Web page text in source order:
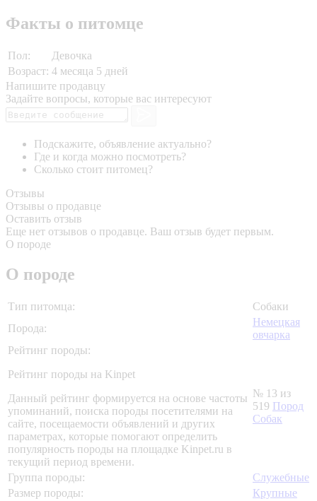
Факты о питомце
Пол:
Девочка
Возраст: 4 месяца 5 дней
Напишите продавцу
Задайте вопросы, которые вас интересуют
Подскажите, объявление актуально?
Где и когда можно посмотреть?
Сколько стоит питомец?
Отзывы
Отзывы о продавце
Оставить отзыв
Еще нет отзывов о продавце. Ваш отзыв будет первым.
О породе
О породе
Тип питомца:
Собаки
Порода:
Немецкая
овчарка
Рейтинг породы:
Рейтинг породы на Kinpet
Данный рейтинг формируется на основе частоты
упоминаний, поиска породы посетителями на
сайте, посещаемости объявлений и других
параметрах, которые помогают определить
популярность породы на площадке Kinpet.ru в
текущий период времени.
№ 13 из
519 Пород
Собак
Группа породы:
Служебные
Размер породы:
Крупные